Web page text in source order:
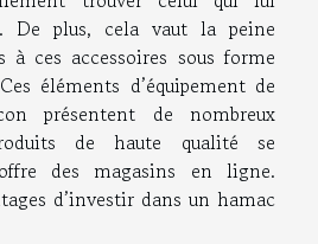
De plus, cela vaut la peine
à ces accessoires sous forme
éléments d’équipement de
présentent de nombreux
de haute qualité se
des magasins en ligne.
d’investir dans un hamac